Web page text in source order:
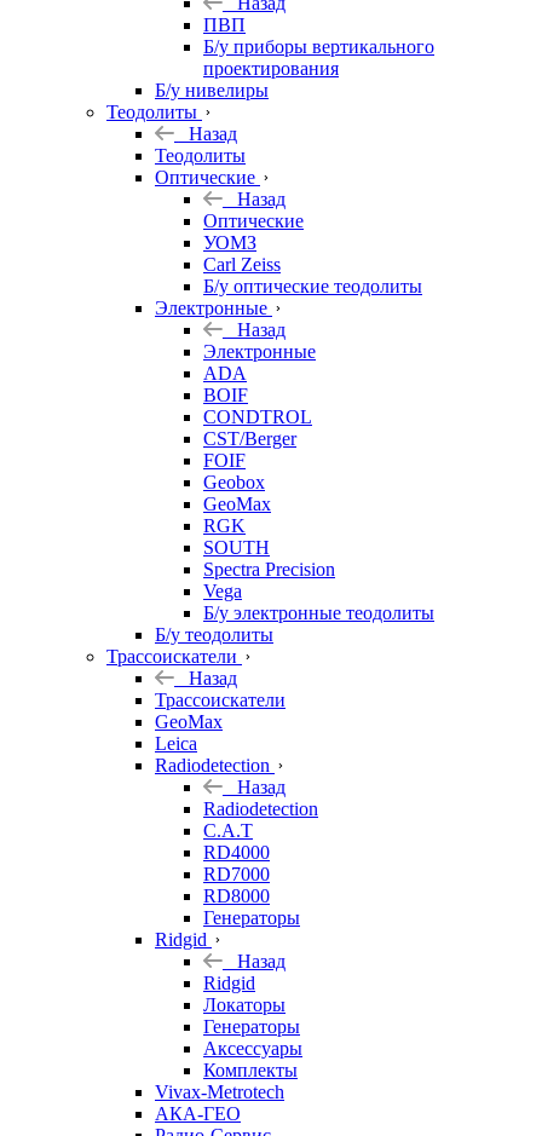
ПВП
Б/у приборы вертикального
проектирования
Б/у нивелиры
Теодолиты
Назад
Теодолиты
Оптические
Назад
Оптические
УОМЗ
Carl Zeiss
Б/у оптические теодолиты
Электронные
Назад
Электронные
ADA
BOIF
CONDTROL
CST/Berger
FOIF
Geobox
GeoMax
RGK
SOUTH
Spectra Precision
Vega
Б/у электронные теодолиты
Б/у теодолиты
Трассоискатели
Назад
Трассоискатели
GeoMax
Leica
Radiodetection
Назад
Radiodetection
C.A.T
RD4000
RD7000
RD8000
Генераторы
Ridgid
Назад
Ridgid
Локаторы
Генераторы
Аксессуары
Комплекты
Vivax-Metrotech
АКА-ГЕО